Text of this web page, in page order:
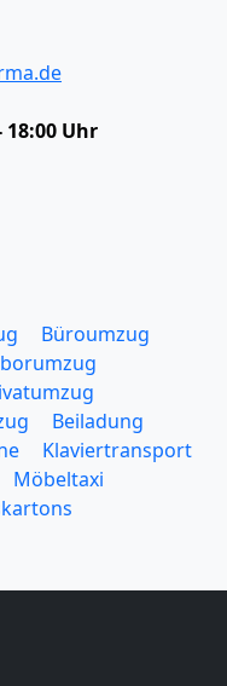
18:00 Uhr
Büroumzug
Beiladung
Klaviertransport
Möbeltaxi